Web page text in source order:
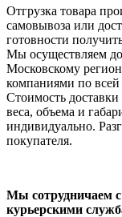
Отгрузка товара
самовывоза или
готовности
Мы осуществляем
Московскому
компаниями по всей
Стоимость доставки
веса, объема и
индивидуально.
покупателя.
Мы сотрудничаем
курьерскими